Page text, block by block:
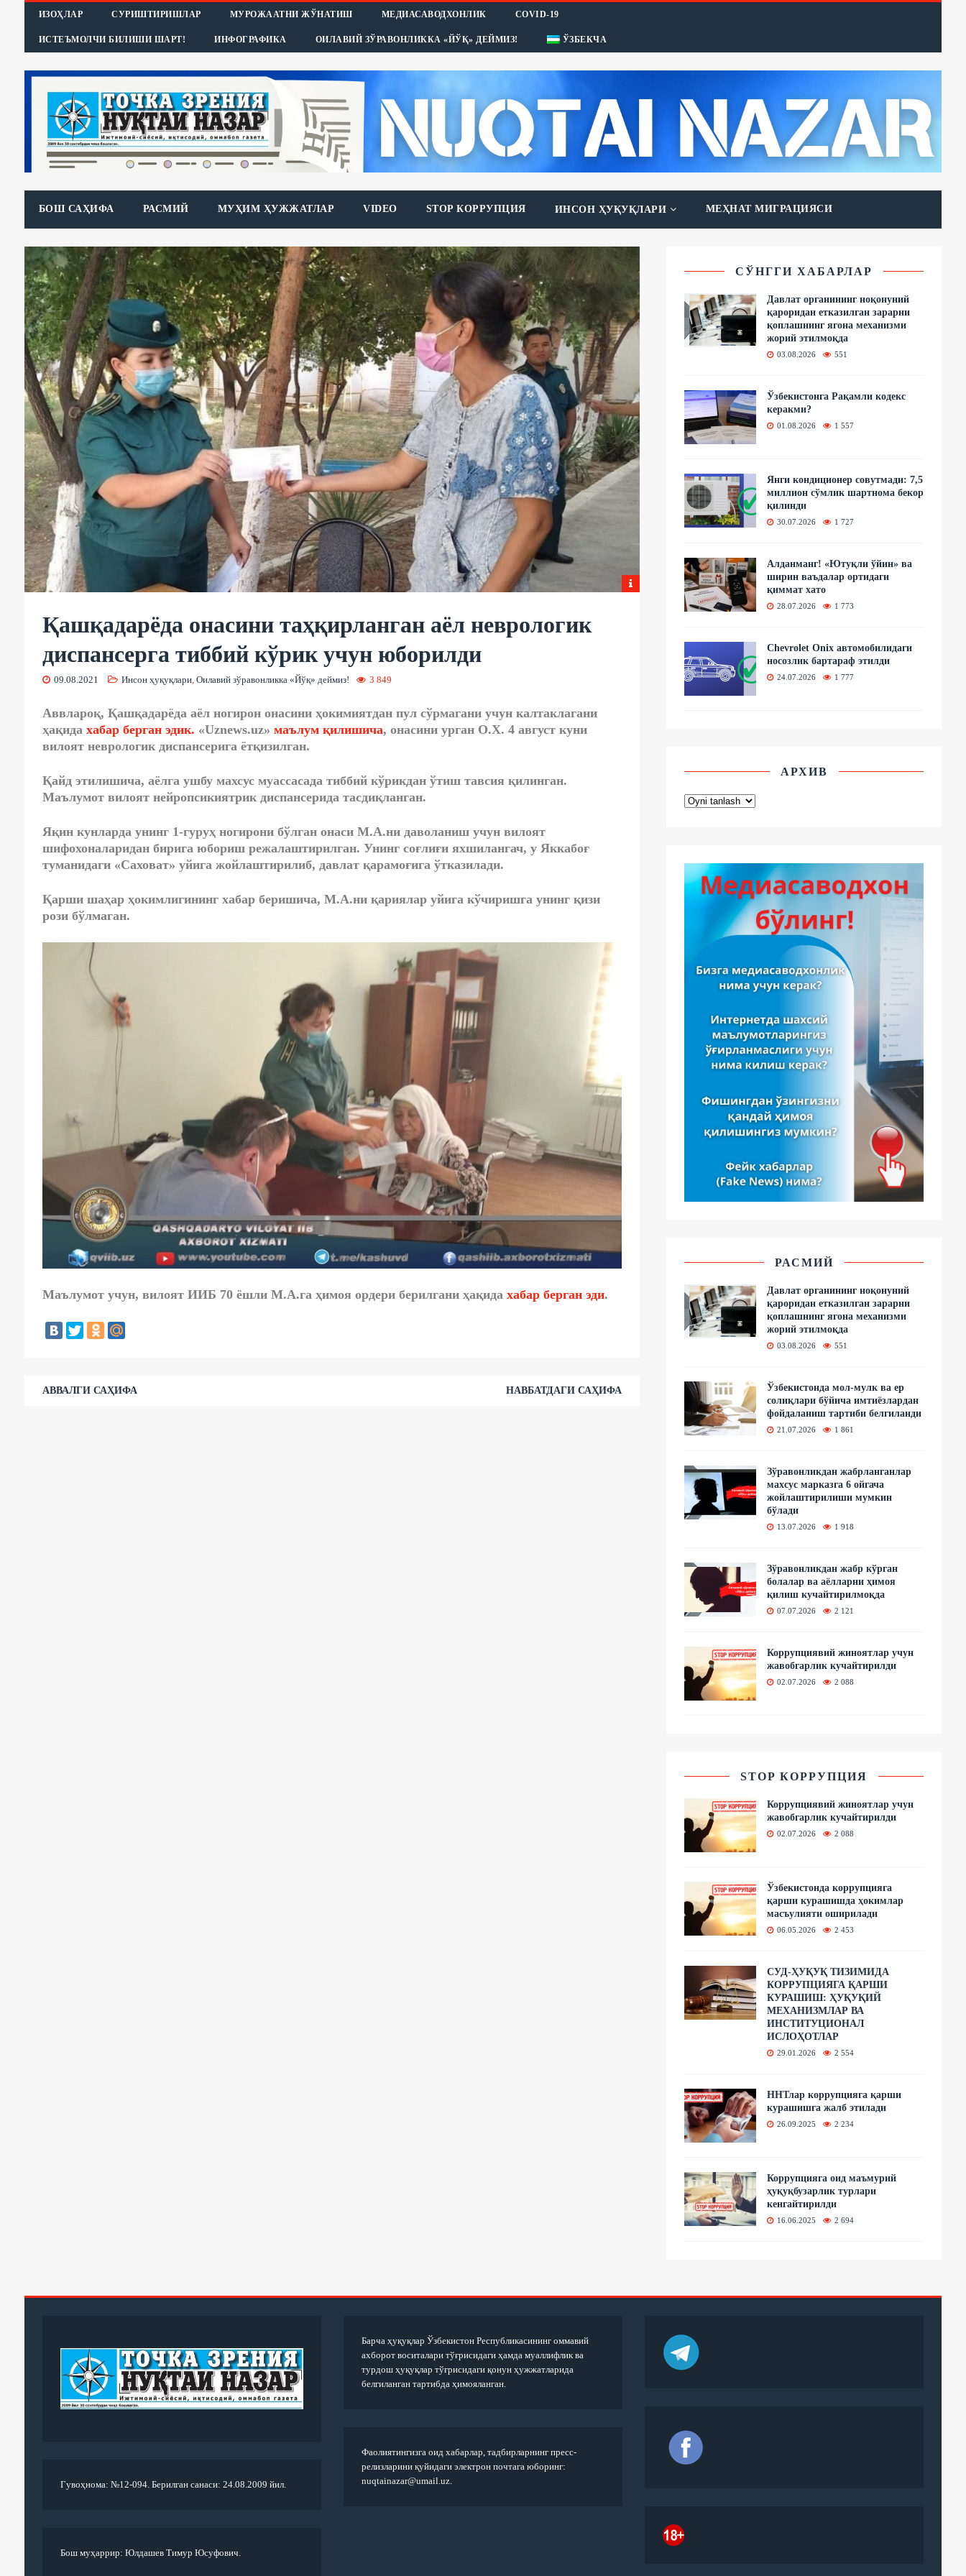
ИЗОҲЛАР СУРИШТИРИШЛАР МУРОЖААТНИ ЖЎНАТИШ МЕДИАСАВОДХОНЛИК COVID-19
ИСТЕЪМОЛЧИ БИЛИШИ ШАРТ! ИНФОГРАФИКА ОИЛАВИЙ ЗЎРАВОНЛИККА «ЙЎҚ» ДЕЙМИЗ! ЎЗБЕКЧА
БОШ САҲИФА РАСМИЙ МУҲИМ ҲУЖЖАТЛАР VIDEO STOP КОРРУПЦИЯ ИНСОН ҲУҚУҚЛАРИ МЕҲНАТ МИГРАЦИЯСИ
Қашқадарёда онасини таҳқирланган аёл неврологик
диспансерга тиббий кўрик учун юборилди
09.08.2021 Инсон ҳуқуқлари, Оилавий зўравонликка «Йўқ» деймиз! 3 849
Аввлароқ, Қашқадарёда аёл ногирон онасини ҳокимиятдан пул сўрмагани учун калтаклагани
ҳақида хабар берган эдик. «Uznews.uz» маълум қилишича, онасини урган О.Х. 4 август куни
вилоят неврологик диспансерига ётқизилган.
Қайд этилишича, аёлга ушбу махсус муассасада тиббий кўрикдан ўтиш тавсия қилинган.
Маълумот вилоят нейропсикиятрик диспансерида тасдиқланган.
Яқин кунларда унинг 1-гуруҳ ногирони бўлган онаси М.А.ни даволаниш учун вилоят
шифохоналаридан бирига юбориш режалаштирилган. Унинг соғлиғи яхшилангач, у Яккабоғ
туманидаги «Саховат» уйига жойлаштирилиб, давлат қарамоғига ўтказилади.
Қарши шаҳар ҳокимлигининг хабар беришича, М.А.ни қариялар уйига кўчиришга унинг қизи
рози бўлмаган.
Маълумот учун, вилоят ИИБ 70 ёшли М.А.га ҳимоя ордери берилгани ҳақида хабар берган эди.
АВВАЛГИ САҲИФА НАВБАТДАГИ САҲИФА
СЎНГГИ ХАБАРЛАР
Давлат органининг ноқонуний
қароридан етказилган зарарни
қоплашнинг ягона механизми
жорий этилмоқда
03.08.2026 551
Ўзбекистонга Рақамли кодекс
керакми?
01.08.2026 1 557
Янги кондиционер совутмади: 7,5
миллион сўмлик шартнома бекор
қилинди
30.07.2026 1 727
Алданманг! «Ютуқли ўйин» ва
ширин ваъдалар ортидаги
қиммат хато
28.07.2026 1 773
Chevrolet Onix автомобилидаги
носозлик бартараф этилди
24.07.2026 1 777
АРХИВ
РАСМИЙ
Давлат органининг ноқонуний
қароридан етказилган зарарни
қоплашнинг ягона механизми
жорий этилмоқда
03.08.2026 551
Ўзбекистонда мол-мулк ва ер
солиқлари бўйича имтиёзлардан
фойдаланиш тартиби белгиланди
21.07.2026 1 861
Зўравонликдан жабрланганлар
махсус марказга 6 ойгача
жойлаштирилиши мумкин
бўлади
13.07.2026 1 918
Зўравонликдан жабр кўрган
болалар ва аёлларни ҳимоя
қилиш кучайтирилмоқда
07.07.2026 2 121
Коррупциявий жиноятлар учун
жавобгарлик кучайтирилди
02.07.2026 2 088
STOP КОРРУПЦИЯ
Коррупциявий жиноятлар учун
жавобгарлик кучайтирилди
02.07.2026 2 088
Ўзбекистонда коррупцияга
қарши курашишда ҳокимлар
масъулияти оширилади
06.05.2026 2 453
СУД-ҲУҚУҚ ТИЗИМИДА
КОРРУПЦИЯГА ҚАРШИ
КУРАШИШ: ҲУҚУҚИЙ
МЕХАНИЗМЛАР ВА
ИНСТИТУЦИОНАЛ
ИСЛОҲОТЛАР
29.01.2026 2 554
ННТлар коррупцияга қарши
курашишга жалб этилади
26.09.2025 2 234
Коррупцияга оид маъмурий
ҳуқуқбузарлик турлари
кенгайтирилди
16.06.2025 2 694
Гувоҳнома: №12-094. Берилган санаси: 24.08.2009 йил.
Бош муҳаррир: Юлдашев Тимур Юсуфович.
Барча ҳуқуқлар Ўзбекистон Республикасининг оммавий
ахборот воситалари тўғрисидаги ҳамда муаллифлик ва
турдош ҳуқуқлар тўғрисидаги қонун ҳужжатларида
белгиланган тартибда ҳимояланган.
Фаолиятингизга оид хабарлар, тадбирларнинг пресс-
релизларини қуйидаги электрон почтага юборинг:
nuqtainazar@umail.uz.